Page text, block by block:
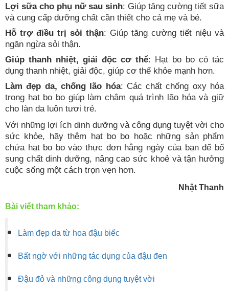
Lợi sữa cho phụ nữ sau sinh: Giúp tăng cường tiết sữa
và cung cấp dưỡng chất cần thiết cho cả mẹ và bé.
Hỗ trợ điều trị sỏi thận: Giúp tăng cường tiết niệu và
ngăn ngừa sỏi thận.
Giúp thanh nhiệt, giải độc cơ thể: Hạt bo bo có tác
dụng thanh nhiệt, giải độc, giúp cơ thể khỏe mạnh hơn.
Làm đẹp da, chống lão hóa: Các chất chống oxy hóa
trong hạt bo bo giúp làm chậm quá trình lão hóa và giữ
cho làn da luôn tươi trẻ.
Với những lợi ích dinh dưỡng và công dụng tuyệt vời cho
sức khỏe, hãy thêm hạt bo bo hoặc những sản phẩm
chứa hạt bo bo vào thực đơn hằng ngày của bạn để bổ
sung chất dinh dưỡng, nâng cao sức khoẻ và tận hưởng
cuộc sống một cách trọn vẹn hơn.
Nhật Thanh
Bài viết tham khảo:
Làm đẹp da từ hoa đậu biếc
Bất ngờ với những tác dụng của đậu đen
Đậu đỏ và những công dụng tuyệt vời